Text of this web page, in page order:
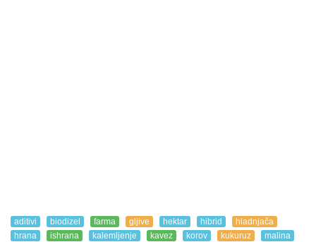
aditivi biodizel farma gljive hektar hibrid
hladnjača
hrana
ishrana kalemljenje kavez korov kukuruz
malina